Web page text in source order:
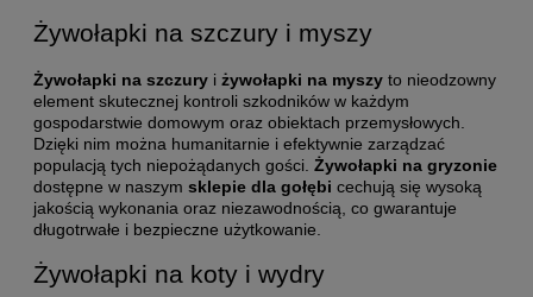
Żywołapki na szczury i myszy
Żywołapki na szczury i żywołapki na myszy to nieodzowny
element skutecznej kontroli szkodników w każdym
gospodarstwie domowym oraz obiektach przemysłowych.
Dzięki nim można humanitarnie i efektywnie zarządzać
populacją tych niepożądanych gości. Żywołapki na gryzonie
dostępne w naszym sklepie dla gołębi cechują się wysoką
jakością wykonania oraz niezawodnością, co gwarantuje
długotrwałe i bezpieczne użytkowanie.
Żywołapki na koty i wydry